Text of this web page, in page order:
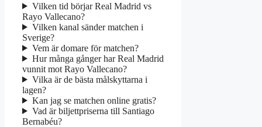
Vilken tid börjar Real Madrid vs
Rayo Vallecano?
Vilken kanal sänder matchen i
Sverige?
Vem är domare för matchen?
Hur många gånger har Real Madrid
vunnit mot Rayo Vallecano?
Vilka är de bästa målskyttarna i
lagen?
Kan jag se matchen online gratis?
Vad är biljettpriserna till Santiago
Bernabéu?